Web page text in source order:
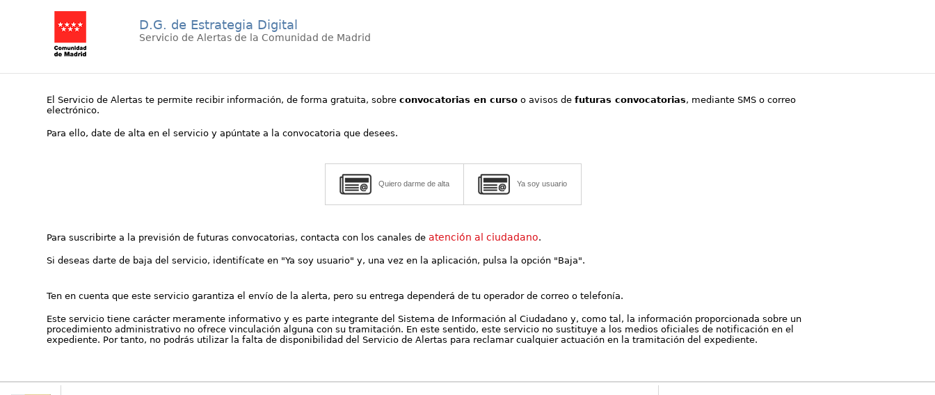
D.G. de Estrategia Digital
Servicio de Alertas de la Comunidad de Madrid
El Servicio de Alertas te permite recibir información, de forma gratuita, sobreconvocatorias en curso o avisos defuturas convocatorias, mediante SMS o correo
electrónico.
Para ello, date de alta en el servicio y apúntate a la convocatoria que desees.
Quiero darme de alta Ya soy usuario
Para suscribirte a la previsión de futuras convocatorias, contacta con los canales deatención al ciudadano.
Si deseas darte de baja del servicio, identifícate en "Ya soy usuario" y, una vez en la aplicación, pulsa la opción "Baja".
Ten en cuenta que este servicio garantiza el envío de la alerta, pero su entrega dependerá de tu operador de correo o telefonía.
Este servicio tiene carácter meramente informativo y es parte integrante del Sistema de Información al Ciudadano y, como tal, la información proporcionada sobre un
procedimiento administrativo no ofrece vinculación alguna con su tramitación. En este sentido, este servicio no sustituye a los medios oficiales de notificación en el
expediente. Por tanto, no podrás utilizar la falta de disponibilidad del Servicio de Alertas para reclamar cualquier actuación en la tramitación del expediente.